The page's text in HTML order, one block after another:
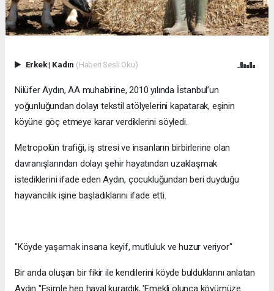
Erkek| Kadın (Haberi Sesli Oku)
Nilüfer Aydın, AA muhabirine, 2010 yılında İstanbul’un
yoğunluğundan dolayı tekstil atölyelerini kapatarak, eşinin
köyüne göç etmeye karar verdiklerini söyledi.
Metropolün trafiği, iş stresi ve insanların birbirlerine olan
davranışlarından dolayı şehir hayatından uzaklaşmak
istediklerini ifade eden Aydın, çocukluğundan beri duyduğu
hayvancılık işine başladıklarını ifade etti.
"Köyde yaşamak insana keyif, mutluluk ve huzur veriyor"
Bir anda oluşan bir fikir ile kendilerini köyde bulduklarını anlatan
Aydın "Eşimle hep hayal kurardık, 'Emekli olunca köyümüze